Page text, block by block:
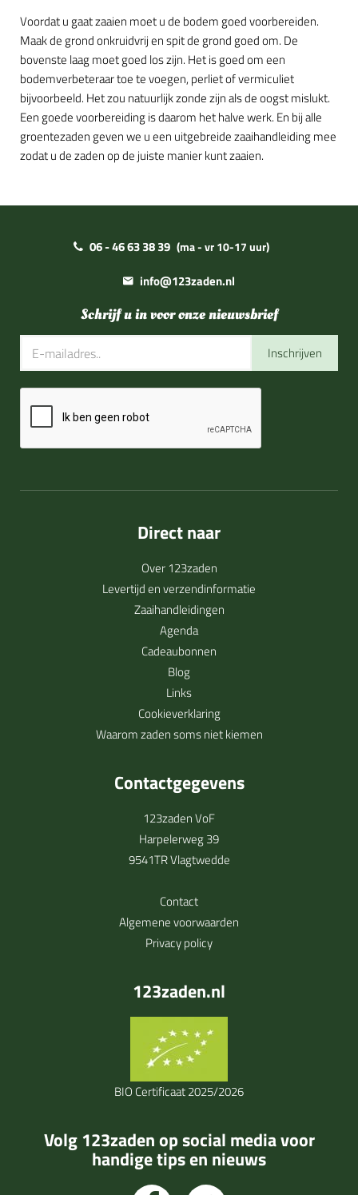
Voordat u gaat zaaien moet u de bodem goed voorbereiden.
Maak de grond onkruidvrij en spit de grond goed om. De
bovenste laag moet goed los zijn. Het is goed om een
bodemverbeteraar toe te voegen, perliet of vermiculiet
bijvoorbeeld. Het zou natuurlijk zonde zijn als de oogst mislukt.
Een goede voorbereiding is daarom het halve werk. En bij alle
groentezaden geven we u een uitgebreide zaaihandleiding mee
zodat u de zaden op de juiste manier kunt zaaien.
06 - 46 63 38 39 (ma - vr 10-17 uur)
info@123zaden.nl
Schrijf u in voor onze nieuwsbrief
Inschrijven
Direct naar
Over 123zaden
Levertijd en verzendinformatie
Zaaihandleidingen
Agenda
Cadeaubonnen
Blog
Links
Cookieverklaring
Waarom zaden soms niet kiemen
Contactgegevens
123zaden VoF
Harpelerweg 39
9541TR Vlagtwedde
Contact
Algemene voorwaarden
Privacy policy
123zaden.nl
BIO Certificaat 2025/2026
Volg 123zaden op social media voor
handige tips en nieuws